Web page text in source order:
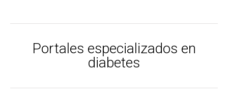
Portales especializados en
diabetes